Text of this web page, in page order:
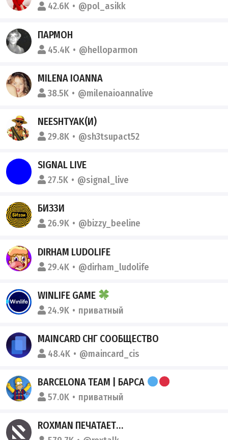
42.6K @pol_asikk
ПАРМОН
45.4K @helloparmon
MILENA IOANNA
38.5K @milenaioannalive
NEESHTYAK(И)
29.8K @sh3tsupact52
SIGNAL LIVE
27.5K @signal_live
БИЗЗИ
26.9K @bizzy_beeline
DIRHAM LUDOLIFE
29.4K @dirham_ludolife
WINLIFE GAME
24.9K приватный
MAINCARD СНГ СООБЩЕСТВО
48.4K @maincard_cis
BARCELONA TEAM | БАРСА
57.0K приватный
ROXMAN ПЕЧАТАЕТ…